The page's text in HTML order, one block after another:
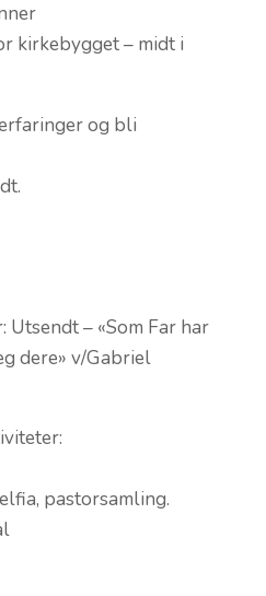
kirkebygget – midt i
og bli
Utsendt – «Som Far har
dere» v/Gabriel
pastorsamling.